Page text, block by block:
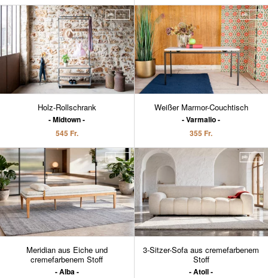
Holz-Rollschrank
Midtown
545 Fr.
Weißer Marmor-Couchtisch
Varmalio
355 Fr.
Meridian aus Eiche und
cremefarbenem Stoff
Alba
3-Sitzer-Sofa aus cremefarbenem
Stoff
Atoll